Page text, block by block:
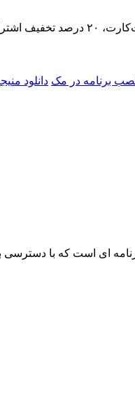
برنامه در مک دانلود